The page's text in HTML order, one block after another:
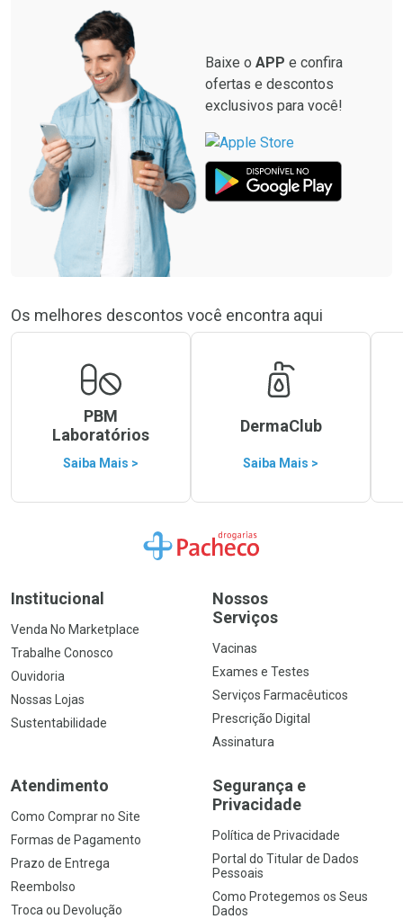
Baixe o APP e confira
ofertas e descontos
exclusivos para você!
Os melhores descontos você encontra aqui
PBM
Laboratórios
Saiba Mais >
DermaClub
Saiba Mais >
Ir para a Home
Institucional
Venda No Marketplace
Trabalhe Conosco
Ouvidoria
Nossas Lojas
Sustentabilidade
Nossos
Serviços
Vacinas
Exames e Testes
Serviços Farmacêuticos
Prescrição Digital
Assinatura
Atendimento
Como Comprar no Site
Formas de Pagamento
Prazo de Entrega
Reembolso
Troca ou Devolução
Segurança e
Privacidade
Política de Privacidade
Portal do Titular de Dados
Pessoais
Como Protegemos os Seus
Dados